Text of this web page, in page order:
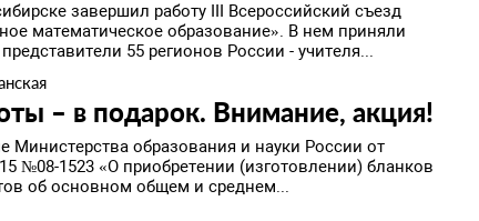
завершил работу III Всероссийский съезд
математическое образование». В нем приняли
представители 55 регионов России - учителя...
– в подарок. Внимание, акция!
Министерства образования и науки России от
№08-1523 «О приобретении (изготовлении) бланков
об основном общем и среднем...